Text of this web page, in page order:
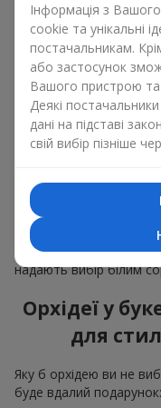
Кому
Букет з орхідей
даруютькоханим
подрузі,
колезі або
купити недорого, а
подарунок стає ще
особливої події:
навіть
Для романтики
в рожевих та
надають вибір білим
Орхідеї у
для
Яку б орхідею ви не
буде вдалий подарунок:
Інформація з
cookie та унікальні
постачальникам.
або застосунок
Вашого пристрою та
Деякі
дані на підставі
свій вибір пізніше